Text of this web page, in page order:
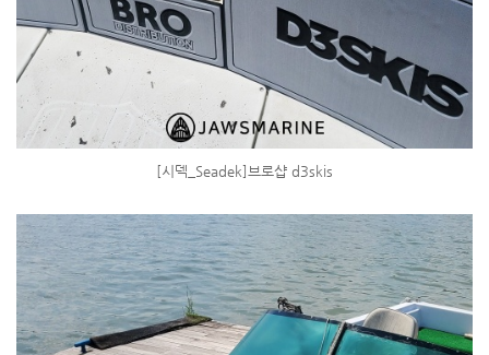
[시덱_Seadek]브로샵 d3skis